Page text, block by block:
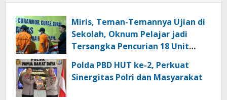
Miris, Teman-Temannya Ujian di
Sekolah, Oknum Pelajar jadi
Tersangka Pencurian 18 Unit
Polda PBD HUT ke-2, Perkuat
Sinergitas Polri dan Masyarakat